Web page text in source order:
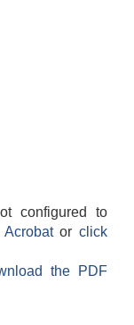
configured to
Acrobatorclick
the PDF